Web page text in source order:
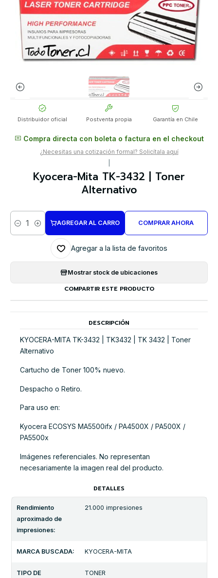
Distribuidor oficial Postventa propia Garantía en Chile
Compra directa con boleta o factura en el checkout
¿Necesitas una cotización formal? Solicítala aquí
Kyocera-Mita TK-3432 | Toner
Alternativo
Cantidad
AGREGAR AL CARRO COMPRAR AHORA
Agregar a la lista de favoritos
Mostrar stock de ubicaciones
COMPARTIR ESTE PRODUCTO
DESCRIPCIÓN
KYOCERA-MITA TK-3432 | TK3432 | TK 3432 | Toner
Alternativo
Cartucho de Toner 100% nuevo.
Despacho o Retiro.
Para uso en:
Kyocera ECOSYS MA5500ifx / PA4500X / PA500X /
PA5500x
Imágenes referenciales. No representan
necesariamente la imagen real del producto.
DETALLES
Rendimiento
aproximado de
impresiones:
21.000 impresiones
MARCA BUSCADA: KYOCERA-MITA
TIPO DE
TONER